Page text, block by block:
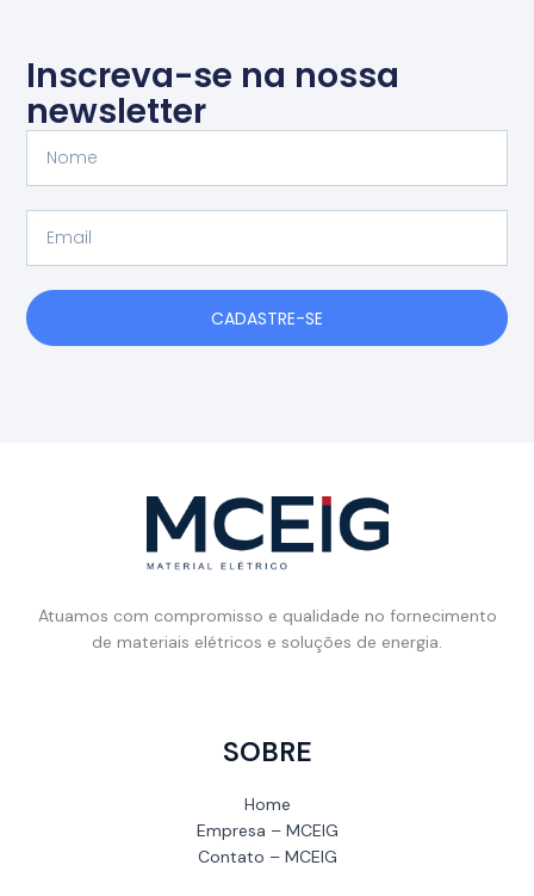
Inscreva-se na nossa
newsletter
CADASTRE-SE
Atuamos com compromisso e qualidade no fornecimento
de materiais elétricos e soluções de energia.
SOBRE
Home
Empresa – MCEIG
Contato – MCEIG